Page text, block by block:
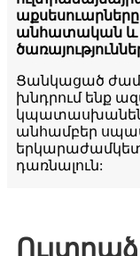
անհատական ​​և
Ցանկացած
խնդրում ենք
անհամբեր
դառնալուն: